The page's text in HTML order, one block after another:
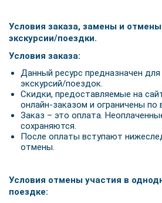
Условия заказа, замены и
экскурсии/поездки.
Условия заказа:
Данный ресурс предназначен
экскурсий/поездок.
Скидки, предоставляемые на
онлайн-заказом и ограничены по
Заказ – это оплата.
сохраняются.
После оплаты вступают
отмены.
Условия отмены участия в
поездке: